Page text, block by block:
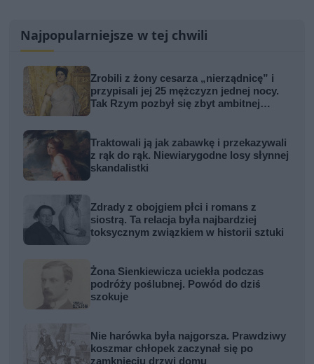
Najpopularniejsze w tej chwili
Zrobili z żony cesarza „nierządnicę” i
przypisali jej 25 mężczyzn jednej nocy.
Tak Rzym pozbył się zbyt ambitnej
Traktowali ją jak zabawkę i przekazywali
z rąk do rąk. Niewiarygodne losy słynnej
skandalistki
Zdrady z obojgiem płci i romans z
siostrą. Ta relacja była najbardziej
toksycznym związkiem w historii sztuki
Żona Sienkiewicza uciekła podczas
podróży poślubnej. Powód do dziś
szokuje
Nie harówka była najgorsza. Prawdziwy
koszmar chłopek zaczynał się po
zamknięciu drzwi domu